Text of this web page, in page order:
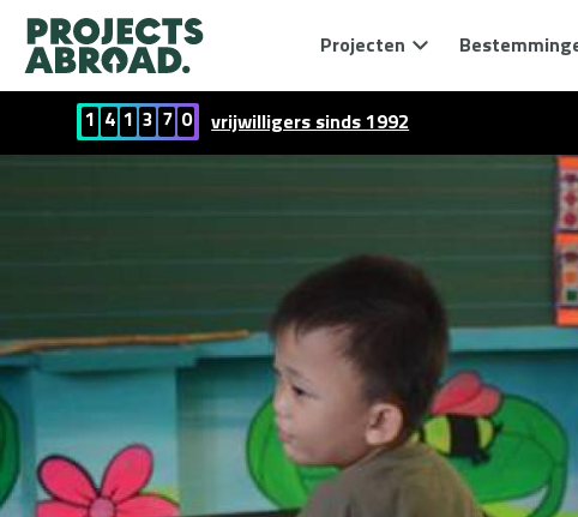
Projecten
1 4 1 3 7 0 vrijwilligers sinds 1992